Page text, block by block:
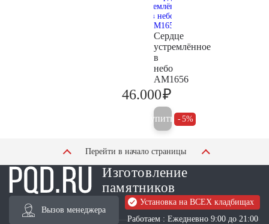
Сердце
устремлённое
в
небо
AM1656
46.000₽
Купить 5%
Перейти в начало страницы
Изготовление
памятников
Вызов менеджера
Установка на ВСЕХ кладбищах
Работаем : Ежедневно 9:00 до 21:00